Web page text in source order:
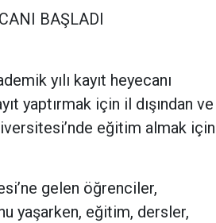
BAŞLADI
yılı kayıt heyecanı
yaptırmak için il dışından ve
eğitim almak için
gelen öğrenciler,
yaşarken, eğitim, dersler,